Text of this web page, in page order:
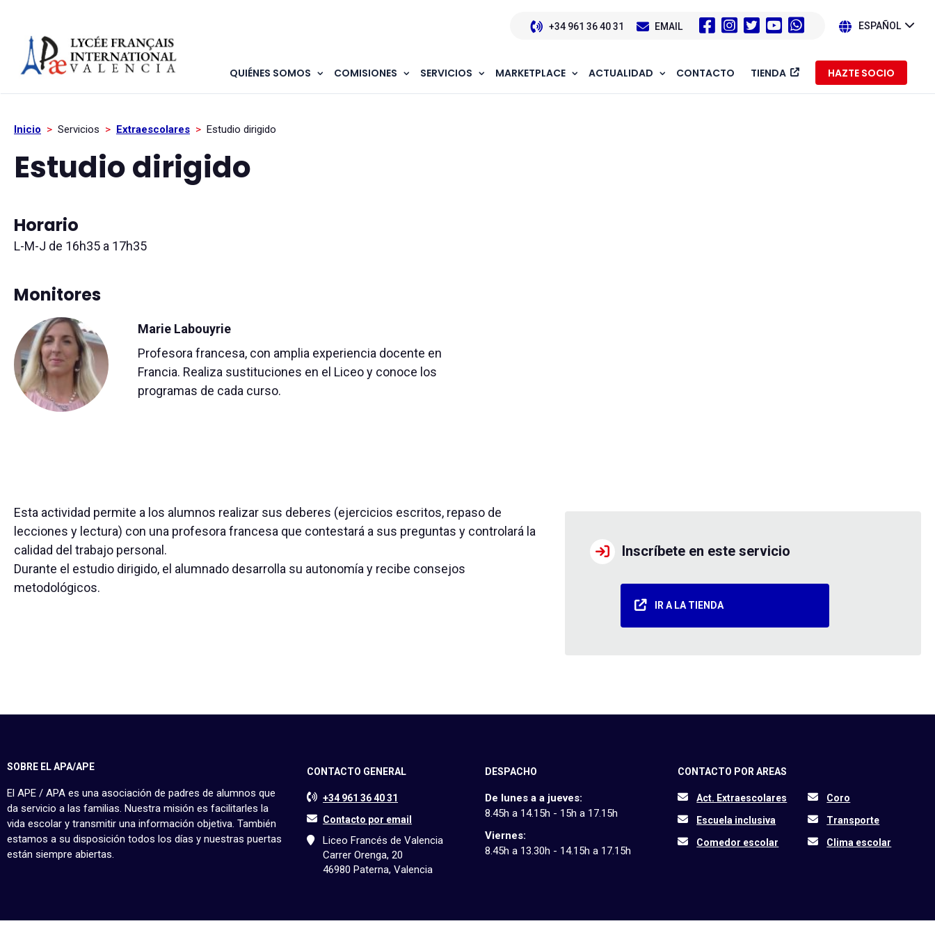
+34 961 36 40 31 EMAIL ESPAÑOL
QUIÉNES SOMOS COMISIONES SERVICIOS MARKETPLACE ACTUALIDAD CONTACTO TIENDA HAZTE SOCIO
Inicio > Servicios > Extraescolares > Estudio dirigido
Estudio dirigido
Horario
L-M-J de 16h35 a 17h35
Monitores
Marie Labouyrie
Profesora francesa, con amplia experiencia docente en
Francia. Realiza sustituciones en el Liceo y conoce los
programas de cada curso.
Inscríbete en este servicio
IR A LA TIENDA
Esta actividad permite a los alumnos realizar sus deberes (ejercicios escritos, repaso de
lecciones y lectura) con una profesora francesa que contestará a sus preguntas y controlará la
calidad del trabajo personal.
Durante el estudio dirigido, el alumnado desarrolla su autonomía y recibe consejos
metodológicos.
SOBRE EL APA/APE
El APE / APA es una asociación de padres de alumnos que
da servicio a las familias. Nuestra misión es facilitarles la
vida escolar y transmitir una información objetiva. También
estamos a su disposición todos los días y nuestras puertas
están siempre abiertas.
CONTACTO GENERAL
+34 961 36 40 31
Contacto por email
Liceo Francés de Valencia
Carrer Orenga, 20
46980 Paterna, Valencia
DESPACHO
De lunes a a jueves:
8.45h a 14.15h - 15h a 17.15h
Viernes:
8.45h a 13.30h - 14.15h a 17.15h
CONTACTO POR AREAS
Act. Extraescolares
Coro
Escuela inclusiva
Transporte
Comedor escolar
Clima escolar